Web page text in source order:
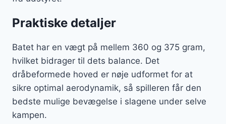
Praktiske detaljer
Batet har en vægt på mellem 360 og 375 gram,
hvilket bidrager til dets balance. Det
dråbeformede hoved er nøje udformet for at
sikre optimal aerodynamik, så spilleren får den
bedste mulige bevægelse i slagene under selve
kampen.